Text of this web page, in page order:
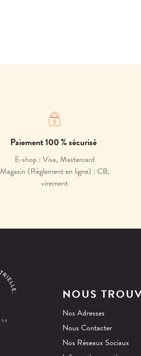
Paiement 100 % sécurisé
E-shop : Visa, Mastercard
Magasin (Règlement en ligne) : CB,
virement
NOUS
Nos Adresses
Nous Contacter
Nos Réseaux Sociaux